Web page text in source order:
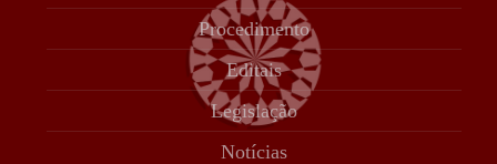
Procedimento
Editais
Legislação
Notícias